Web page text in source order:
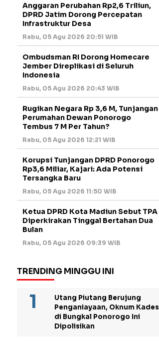
Anggaran Perubahan Rp2,6 Triliun,
DPRD Jatim Dorong Percepatan
Infrastruktur Desa
Rabu, 05 Agu 2026 20:51 WIB
Ombudsman RI Dorong Homecare
Jember Direplikasi di Seluruh
Indonesia
Rabu, 05 Agu 2026 20:43 WIB
Rugikan Negara Rp 3,6 M, Tunjangan
Perumahan Dewan Ponorogo
Tembus 7 M Per Tahun?
Rabu, 05 Agu 2026 12:21 WIB
Korupsi Tunjangan DPRD Ponorogo
Rp3,6 Miliar, Kajari: Ada Potensi
Tersangka Baru
Rabu, 05 Agu 2026 11:50 WIB
Ketua DPRD Kota Madiun Sebut TPA
Diperkirakan Tinggal Bertahan Dua
Bulan
Rabu, 05 Agu 2026 09:39 WIB
TRENDING MINGGU INI
Utang Piutang Berujung
Penganiayaan, Oknum Kades
di Bungkal Ponorogo Ini
Dipolisikan